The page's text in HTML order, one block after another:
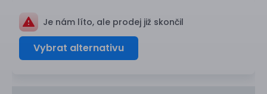
Je nám líto, ale prodej již skončil
Vybrat alternativu